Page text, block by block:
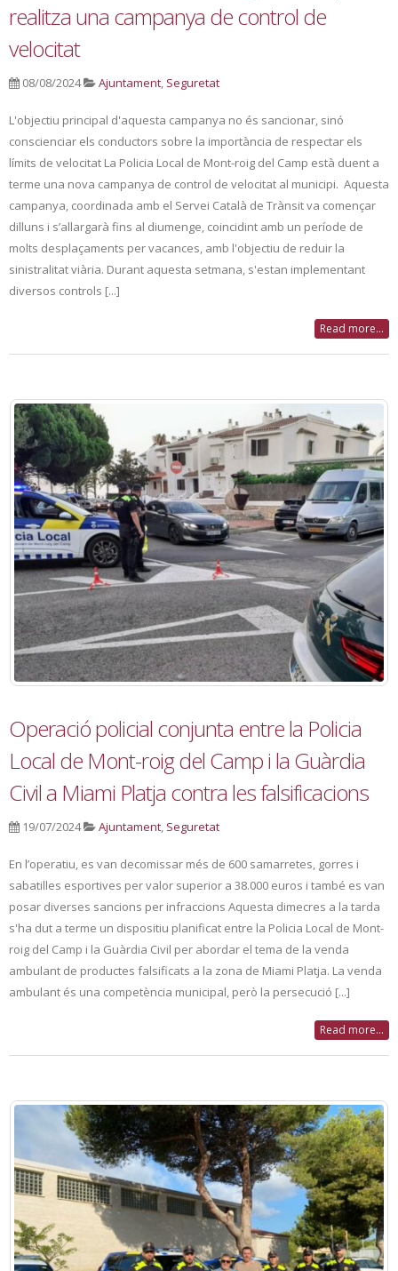
realitza una campanya de control de
velocitat
08/08/2024 Ajuntament, Seguretat
L'objectiu principal d'aquesta campanya no és sancionar, sinó
conscienciar els conductors sobre la importància de respectar els
límits de velocitat La Policia Local de Mont-roig del Camp està duent a
terme una nova campanya de control de velocitat al municipi. Aquesta
campanya, coordinada amb el Servei Català de Trànsit va començar
dilluns i s’allargarà fins al diumenge, coincidint amb un període de
molts desplaçaments per vacances, amb l'objectiu de reduir la
sinistralitat viària. Durant aquesta setmana, s'estan implementant
diversos controls [...]
Read more...
Operació policial conjunta entre la Policia
Local de Mont-roig del Camp i la Guàrdia
Civil a Miami Platja contra les falsificacions
19/07/2024 Ajuntament Seguretat
En l’operatiu, es van decomissar més de 600 samarretes, gorres i
sabatilles esportives per valor superior a 38.000 euros i també es van
posar diverses sancions per infraccions Aquesta dimecres a la tarda
s'ha dut a terme un dispositiu planificat entre la Policia Local de Mont-
roig del Camp i la Guàrdia Civil per abordar el tema de la venda
ambulant de productes falsificats a la zona de Miami Platja. La venda
ambulant és una competència municipal, però la persecució [...]
Read more...